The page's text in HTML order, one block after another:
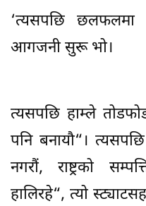
‘त्यसपछि छलफलमा
आगजनी सुरू भो।
त्यसपछि हाम्ले
पनि बनायौ“।
नगरौं, राष्ट्रको
हालिरहे“, त्यो